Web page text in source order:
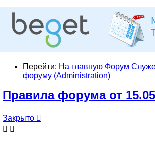
Перейти: На главную Форум
форуму (Administration)
Правила форума от
Закрыто